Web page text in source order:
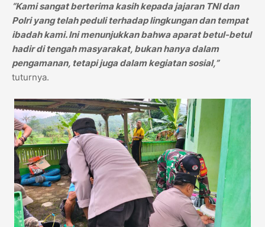
“Kami sangat berterima kasih kepada jajaran TNI dan
Polri yang telah peduli terhadap lingkungan dan tempat
ibadah kami. Ini menunjukkan bahwa aparat betul-betul
hadir di tengah masyarakat, bukan hanya dalam
pengamanan, tetapi juga dalam kegiatan sosial,”
tuturnya.